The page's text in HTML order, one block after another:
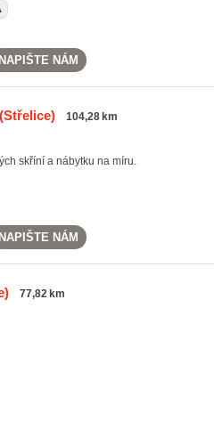
NAPIŠTE NÁM
104,28 km
skříní a nábytku na míru.
NAPIŠTE NÁM
77,82 km